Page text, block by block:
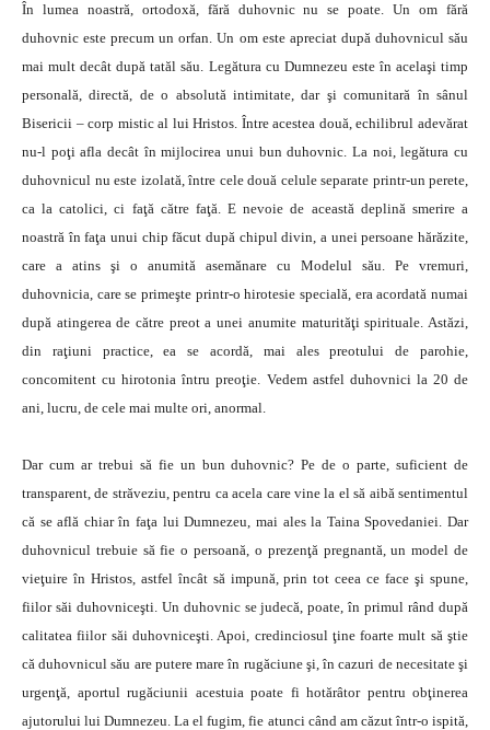
În lumea noastră, ortodoxă, fără duhovnic nu se poate. Un om fără
duhovnic este precum un orfan. Un om este apreciat după duhovnicul său
mai mult decât după tatăl său. Legătura cu Dumnezeu este în acelaşi timp
personală, directă, de o absolută intimitate, dar şi comunitară în sânul
Bisericii – corp mistic al lui Hristos. Între acestea două, echilibrul adevărat
nu-l poţi afla decât în mijlocirea unui bun duhovnic. La noi, legătura cu
duhovnicul nu este izolată, între cele două celule separate printr-un perete,
ca la catolici, ci faţă către faţă. E nevoie de această deplină smerire a
noastră în faţa unui chip făcut după chipul divin, a unei persoane hărăzite,
care a atins şi o anumită asemănare cu Modelul său. Pe vremuri,
duhovnicia, care se primeşte printr-o hirotesie specială, era acordată numai
după atingerea de către preot a unei anumite maturităţi spirituale. Astăzi,
din raţiuni practice, ea se acordă, mai ales preotului de parohie,
concomitent cu hirotonia întru preoţie. Vedem astfel duhovnici la 20 de
ani, lucru, de cele mai multe ori, anormal.
Dar cum ar trebui să fie un bun duhovnic? Pe de o parte, suficient de
transparent, de străveziu, pentru ca acela care vine la el să aibă sentimentul
că se află chiar în faţa lui Dumnezeu, mai ales la Taina Spovedaniei. Dar
duhovnicul trebuie să fie o persoană, o prezenţă pregnantă, un model de
vieţuire în Hristos, astfel încât să impună, prin tot ceea ce face şi spune,
fiilor săi duhovniceşti. Un duhovnic se judecă, poate, în primul rând după
calitatea fiilor săi duhovniceşti. Apoi, credinciosul ţine foarte mult să ştie
că duhovnicul său are putere mare în rugăciune şi, în cazuri de necesitate şi
urgenţă, aportul rugăciunii acestuia poate fi hotărâtor pentru obţinerea
ajutorului lui Dumnezeu. La el fugim, fie atunci când am căzut într-o ispită,